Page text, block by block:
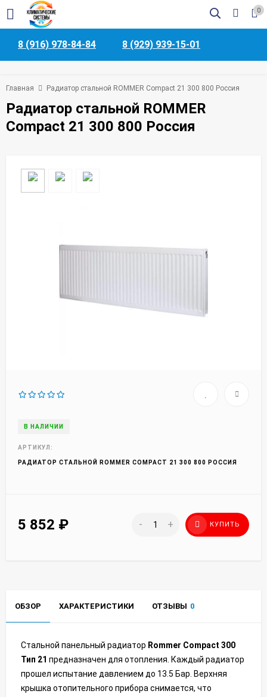
0
8 (916) 978-84-84 8 (929) 939-15-01
Главная Радиатор стальной ROMMER Compact 21 300 800 Россия
Радиатор стальной ROMMER
Compact 21 300 800 Россия
В НАЛИЧИИ
АРТИКУЛ:
РАДИАТОР СТАЛЬНОЙ ROMMER COMPACT 21 300 800 РОССИЯ
5 852 ₽ - + КУПИТЬ
ОБЗОР ХАРАКТЕРИСТИКИ ОТЗЫВЫ 0
Стальной панельный радиатор Rommer Compact 300
Тип 21 предназначен для отопления. Каждый радиатор
прошел испытание давлением до 13.5 Бар. Верхняя
крышка отопительного прибора снимается, что